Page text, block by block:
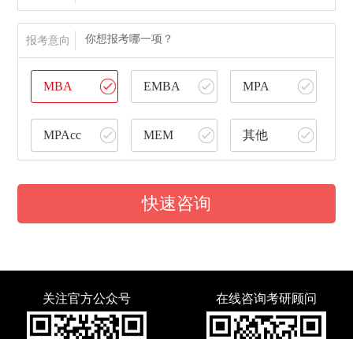
报考意向 你想报考哪一项？
MBA EMBA MPA
MPAcc MEM 其他
快速咨询
关注官方公众号 在线咨询考研顾问